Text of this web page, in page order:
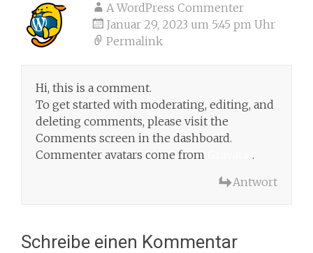
A WordPress Commenter
Januar 29, 2023 um 5:45 pm Uhr
Permalink
Hi, this is a comment.
To get started with moderating, editing, and
deleting comments, please visit the
Comments screen in the dashboard.
Commenter avatars come from
.
Antwort
Schreibe einen Kommentar